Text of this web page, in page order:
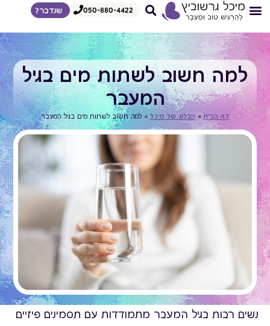
050-880-4422 שנדבר?
למה חשוב לשתות מים בגיל
המעבר
דף הבית »הבלוג של מיכל »למה חשוב לשתות מים בגיל המעבר
נשים רבות בגיל המעבר מתמודדות עם תסמינים פיזיים